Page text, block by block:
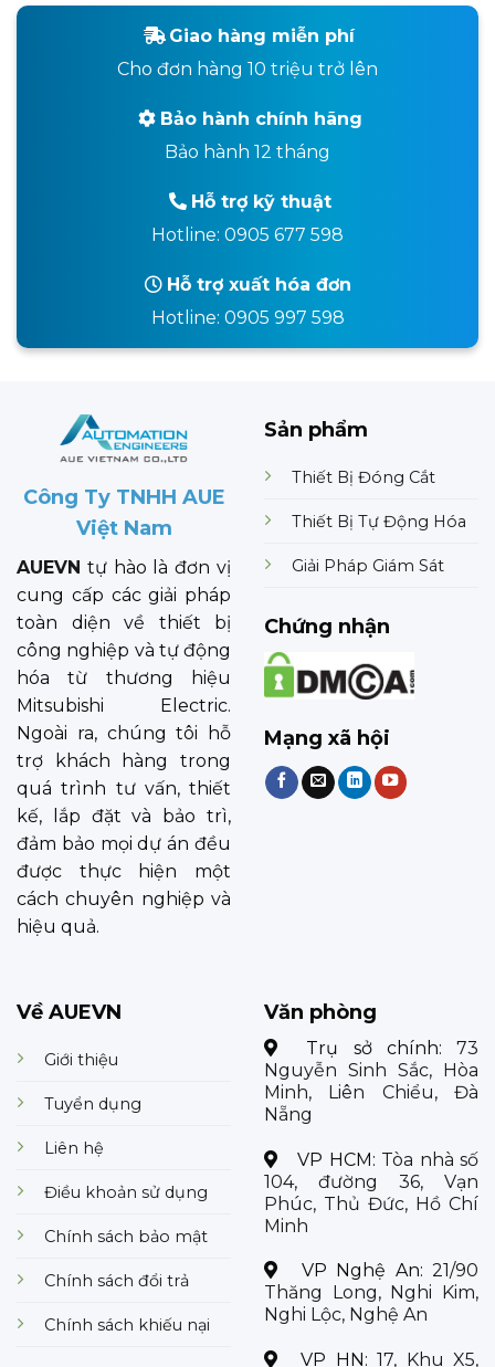
Giao hàng miễn phí
Cho đơn hàng 10 triệu trở lên
Bảo hành chính hãng
Bảo hành 12 tháng
Hỗ trợ kỹ thuật
Hotline: 0905 677 598
Hỗ trợ xuất hóa đơn
Hotline: 0905 997 598
Công Ty TNHH AUE
Việt Nam
AUEVN tự hào là đơn vị
cung cấp các giải pháp
toàn diện về thiết bị
công nghiệp và tự động
hóa từ thương hiệu
Mitsubishi Electric.
Ngoài ra, chúng tôi hỗ
trợ khách hàng trong
quá trình tư vấn, thiết
kế, lắp đặt và bảo trì,
đảm bảo mọi dự án đều
được thực hiện một
cách chuyên nghiệp và
hiệu quả.
Sản phẩm
Thiết Bị Đóng Cắt
Thiết Bị Tự Động Hóa
Giải Pháp Giám Sát
Chứng nhận
Mạng xã hội
Về AUEVN
Giới thiệu
Tuyển dụng
Liên hệ
Điều khoản sử dụng
Chính sách bảo mật
Chính sách đổi trả
Chính sách khiếu nại
Văn phòng
Trụ sở chính: 73
Nguyễn Sinh Sắc, Hòa
Minh, Liên Chiểu, Đà
Nẵng
VP HCM: Tòa nhà số
104, đường 36, Vạn
Phúc, Thủ Đức, Hồ Chí
Minh
VP Nghệ An: 21/90
Thăng Long, Nghi Kim,
Nghi Lộc, Nghệ An
VP HN:17, Khu X5,